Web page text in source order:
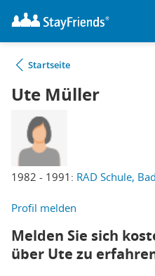
Startseite
Ute Müller
1982 - 1991: RAD Schule,
Profil melden
Melden Sie sich
über Ute zu